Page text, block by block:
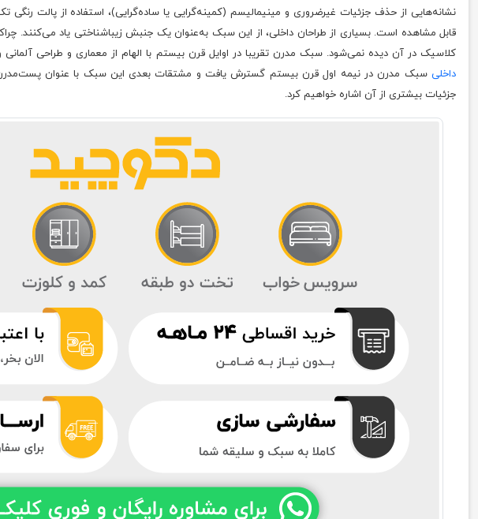
نشانه‌هایی از حذف جزئیات غیرضروری و مینیمالیسم (کمینه‌گرایی یا ساده‌گرایی)، استفاده از پالت
قابل مشاهده است. بسیاری از طراحان داخلی، از این سبک به‌عنوان یک جنبش زیباشناختی یاد می‌کنند.
کلاسیک در آن دیده نمی‌شود. سبک مدرن تقریبا در اوایل قرن بیستم با الهام از معماری و طراحی آلمانی
داخلی سبک مدرن در نیمه اول قرن بیستم گسترش یافت و مشتقات بعدی این سبک با عنوان
جزئیات بیشتری از آن اشاره خواهیم کرد.